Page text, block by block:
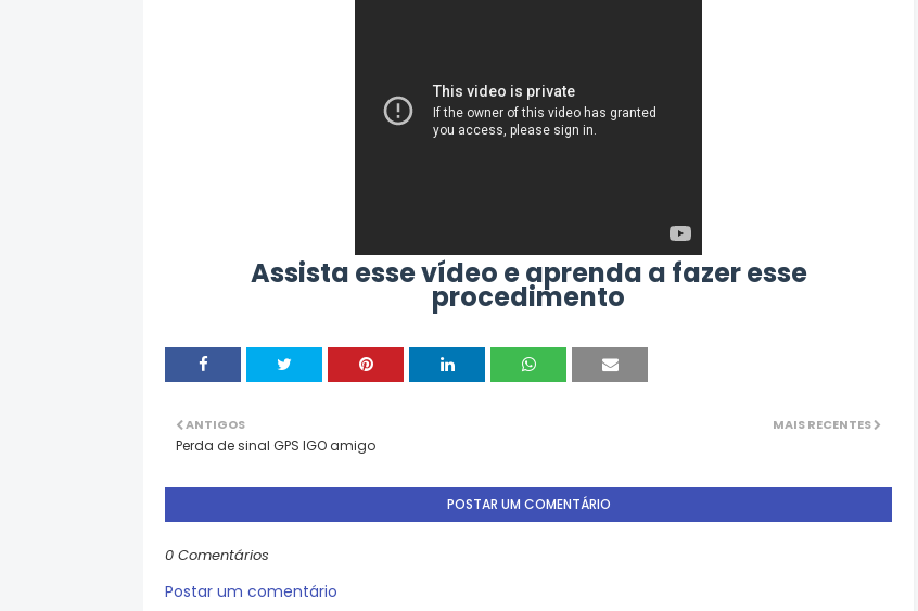
Assista esse vídeo e aprenda a fazer esse
procedimento
MAIS RECENTES
ANTIGOS
Perda de sinal GPS IGO amigo
POSTAR UM COMENTÁRIO
0 Comentários
Postar um comentário